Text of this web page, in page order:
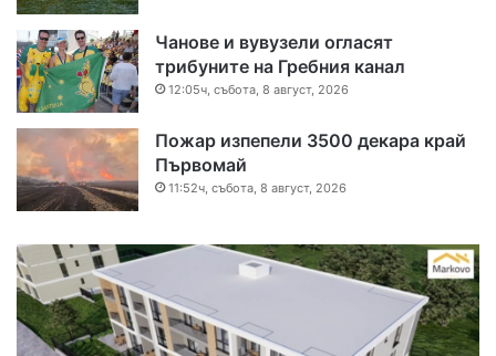
Чанове и вувузели огласят
трибуните на Гребния канал
12:05ч, събота, 8 август, 2026
Пожар изпепели 3500 декара край
Първомай
11:52ч, събота, 8 август, 2026